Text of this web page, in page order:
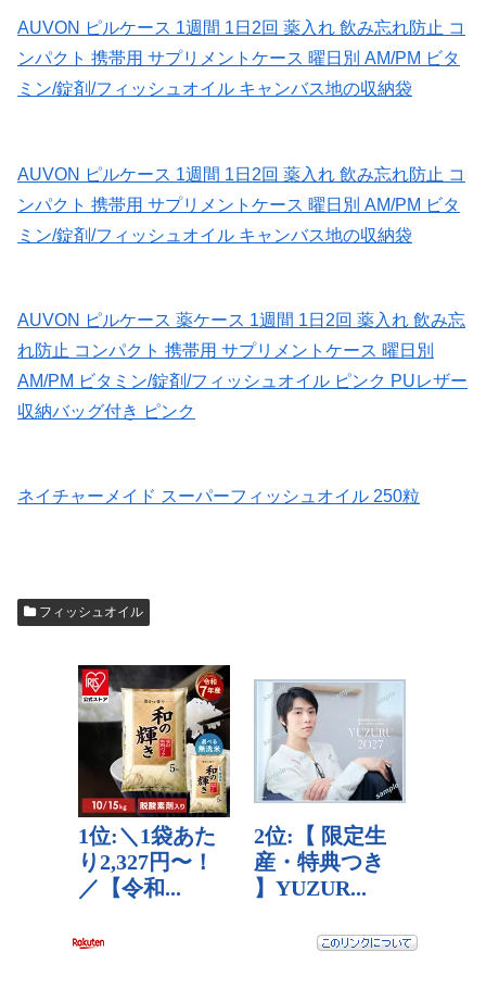
AUVON ピルケース 1週間 1日2回 薬入れ 飲み忘れ防止 コ
ンパクト 携帯用 サプリメントケース 曜日別 AM/PM ビタ
ミン/錠剤/フィッシュオイル キャンバス地の収納袋
AUVON ピルケース 1週間 1日2回 薬入れ 飲み忘れ防止 コ
ンパクト 携帯用 サプリメントケース 曜日別 AM/PM ビタ
ミン/錠剤/フィッシュオイル キャンバス地の収納袋
AUVON ピルケース 薬ケース 1週間 1日2回 薬入れ 飲み忘
れ防止 コンパクト 携帯用 サプリメントケース 曜日別
AM/PM ビタミン/錠剤/フィッシュオイル ピンク PUレザー
収納バッグ付き ピンク
ネイチャーメイド スーパーフィッシュオイル 250粒
フィッシュオイル